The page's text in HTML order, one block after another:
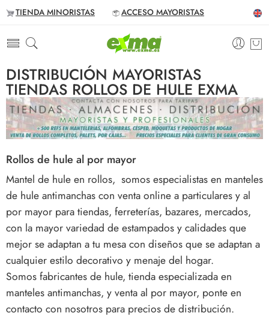
TIENDA MINORISTAS ACCESO MAYORISTAS
DISTRIBUCIÓN MAYORISTAS
TIENDAS ROLLOS DE HULE EXMA
Rollos de hule al por mayor
Mantel de hule en rollos, somos especialistas en manteles
de hule antimanchas con venta online a particulares y al
por mayor para tiendas, ferreterías, bazares, mercados,
con la mayor variedad de estampados y calidades que
mejor se adaptan a tu mesa con diseños que se adaptan a
cualquier estilo decorativo y menaje del hogar.
Somos fabricantes de hule, tienda especializada en
manteles antimanchas, y venta al por mayor, ponte en
contacto con nosotros para precios de distribución.